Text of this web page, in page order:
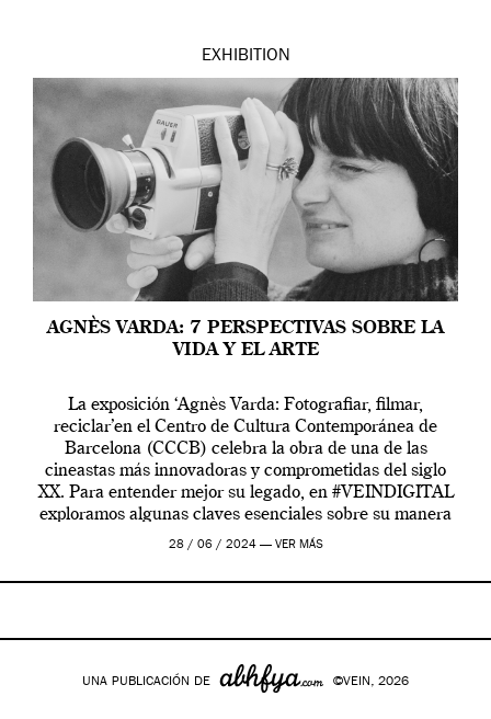
EXHIBITION
AGNÈS VARDA: 7 PERSPECTIVAS SOBRE LA
VIDA Y EL ARTE
La exposición ‘Agnès Varda: Fotografiar, filmar,
reciclar’en el Centro de Cultura Contemporánea de
Barcelona (CCCB) celebra la obra de una de las
cineastas más innovadoras y comprometidas del siglo
XX. Para entender mejor su legado, en #VEINDIGITAL
exploramos algunas claves esenciales sobre su manera
de entender la vida, el cine y el arte contemporáneo.
28 / 06 / 2024 — VER MÁS
UNA PUBLICACIÓN DE ©VEIN, 2026